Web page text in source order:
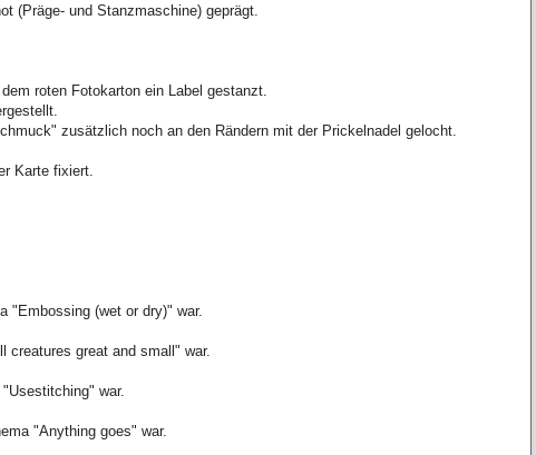
(Präge- und Stanzmaschine) geprägt.
roten Fotokarton ein Label gestanzt.
zusätzlich noch an den Rändern mit der Prickelnadel gelocht.
Karte fixiert.
"Embossing (wet or dry)" war.
creatures great and small" war.
war.
"Anything goes" war.